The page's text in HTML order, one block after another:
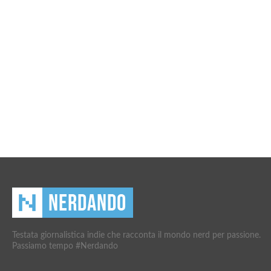
Testata giornalistica indie che racconta il mondo nerd per passione.
Passiamo tempo #Nerdando